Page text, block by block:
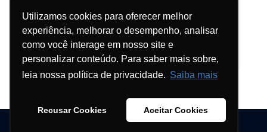
Utilizamos cookies para oferecer melhor
experiência, melhorar o desempenho, analisar
como você interage em nosso site e
personalizar conteúdo. Para saber mais sobre,
leia nossa política de privacidade. Saiba mais
Recusar Cookies Aceitar Cookies